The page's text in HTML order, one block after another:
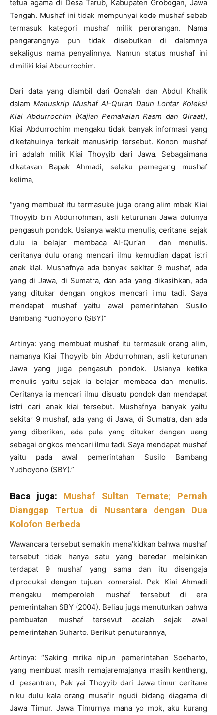
tetua agama di Desa Tarub, Kabupaten Grobogan, Jawa
Tengah. Mushaf ini tidak mempunyai kode mushaf sebab
termasuk kategori mushaf milik perorangan. Nama
pengarangnya pun tidak disebutkan di dalamnya
sekaligus nama penyalinnya. Namun status mushaf ini
dimiliki kiai Abdurrochim.
Dari data yang diambil dari Qona’ah dan Abdul Khalik
dalam Manuskrip Mushaf Al-Quran Daun Lontar Koleksi
Kiai Abdurrochim (Kajian Pemakaian Rasm dan Qiraat),
Kiai Abdurrochim mengaku tidak banyak informasi yang
diketahuinya terkait manuskrip tersebut. Konon mushaf
ini adalah milik Kiai Thoyyib dari Jawa. Sebagaimana
dikatakan Bapak Ahmadi, selaku pemegang mushaf
kelima,
“yang membuat itu termasuke juga orang alim mbak Kiai
Thoyyib bin Abdurrohman, asli keturunan Jawa dulunya
pengasuh pondok. Usianya waktu menulis, ceritane sejak
dulu ia belajar membaca Al-Qur‘an dan menulis.
ceritanya dulu orang mencari ilmu kemudian dapat istri
anak kiai. Mushafnya ada banyak sekitar 9 mushaf, ada
yang di Jawa, di Sumatra, dan ada yang dikasihkan, ada
yang ditukar dengan ongkos mencari ilmu tadi. Saya
mendapat mushaf yaitu awal pemerintahan Susilo
Bambang Yudhoyono (SBY)”
Artinya: yang membuat mushaf itu termasuk orang alim,
namanya Kiai Thoyyib bin Abdurrohman, asli keturunan
Jawa yang juga pengasuh pondok. Usianya ketika
menulis yaitu sejak ia belajar membaca dan menulis.
Ceritanya ia mencari ilmu disuatu pondok dan mendapat
istri dari anak kiai tersebut. Mushafnya banyak yaitu
sekitar 9 mushaf, ada yang di Jawa, di Sumatra, dan ada
yang diberikan, ada pula yang ditukar dengan uang
sebagai ongkos mencari ilmu tadi. Saya mendapat mushaf
yaitu pada awal pemerintahan Susilo Bambang
Yudhoyono (SBY).”
Baca juga: Mushaf Sultan Ternate; Pernah
Dianggap Tertua di Nusantara dengan Dua
Kolofon Berbeda
Wawancara tersebut semakin mena’kidkan bahwa mushaf
tersebut tidak hanya satu yang beredar melainkan
terdapat 9 mushaf yang sama dan itu disengaja
diproduksi dengan tujuan komersial. Pak Kiai Ahmadi
mengaku memperoleh mushaf tersebut di era
pemerintahan SBY (2004). Beliau juga menuturkan bahwa
pembuatan mushaf tersevut adalah sejak awal
pemerintahan Suharto. Berikut penuturannya,
Artinya: “Saking mrika nipun pemerintahan Soeharto,
yang membuat masih remajaremajanya masih kentheng,
di pesantren, Pak yai Thoyyib dari Jawa timur ceritane
niku dulu kala orang musafir ngudi bidang diagama di
Jawa Timur. Jawa Timurnya mana yo mbk, aku kurang